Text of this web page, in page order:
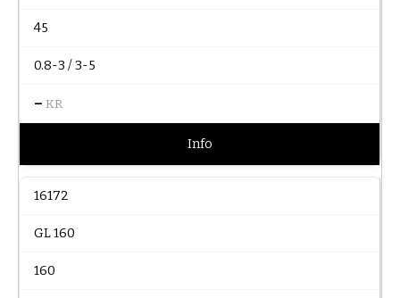
45
0.8-3 / 3-5
– KR
Info
16172
GL 160
160